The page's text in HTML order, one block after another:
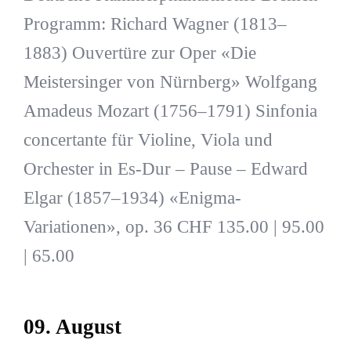
Programm: Richard Wagner (1813–
1883) Ouvertüre zur Oper «Die
Meistersinger von Nürnberg» Wolfgang
Amadeus Mozart (1756–1791) Sinfonia
concertante für Violine, Viola und
Orchester in Es-Dur – Pause – Edward
Elgar (1857–1934) «Enigma-
Variationen», op. 36 CHF 135.00 | 95.00
| 65.00
09. August